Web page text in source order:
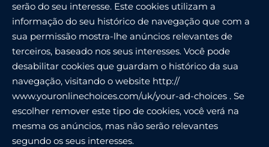
serão do seu interesse. Este cookies utilizam a
informação do seu histórico de navegação que com a
sua permissão mostra-lhe anúncios relevantes de
terceiros, baseado nos seus interesses. Você pode
desabilitar cookies que guardam o histórico da sua
navegação, visitando o website http://
www.youronlinechoices.com/uk/your-ad-choices . Se
escolher remover este tipo de cookies, você verá na
mesma os anúncios, mas não serão relevantes
segundo os seus interesses.